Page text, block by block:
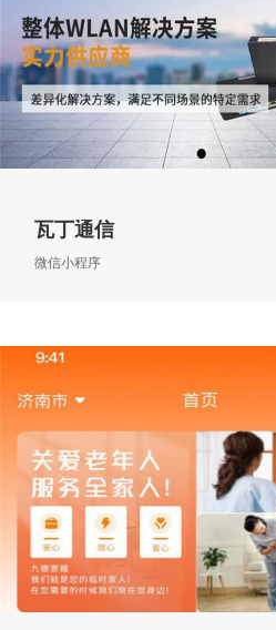
瓦丁通信
微信小程序